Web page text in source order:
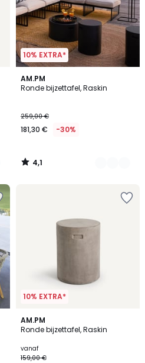
10% EXTRA*
AM.PM
Ronde bijzettafel, Raskin
259,00 €
181,30 € -30%
4,1
/ 5
2
Kleuren
4,1
/
10% EXTRA*
AM.PM
Ronde bijzettafel, Raskin
vanaf
159,00 €
3
/
3
Kleuren